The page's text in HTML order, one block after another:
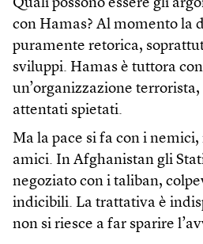
Quali possono essere gli
con Hamas? Al momento la
puramente retorica,
sviluppi. Hamas è tuttora
un’organizzazione
attentati spietati.
Ma la pace si fa con i
amici. In Afghanistan gli
negoziato con i taliban,
indicibili. La trattativa è
non si riesce a far sparire